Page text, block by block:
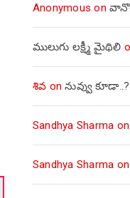
Anonymous on
ములుగు లక్ష్మీ మైథిలి
శివ onనువ్వు
Sandhya Sharma
Sandhya Sharma